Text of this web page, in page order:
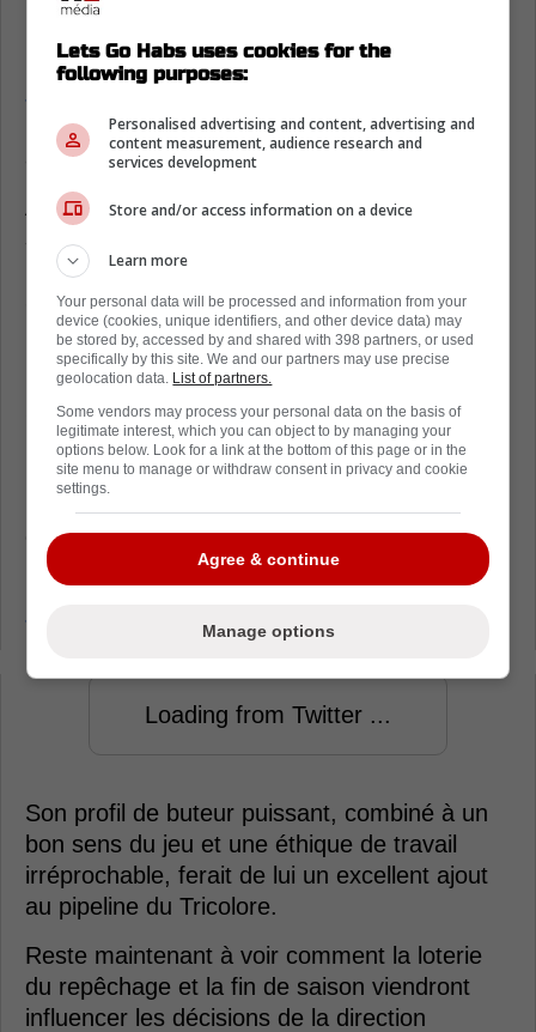
mettre la main sur lui, il faudra probablement
bouger s'avancer via une transaction.
Justin Carbonneau
un choix plus réaliste pour le CH à ses rangs
actuels.
Ailier droit de 6 pieds 1 pouce et 190 livres, il
se distingue par son jeu robuste et son
instinct offensif. Avec 46 buts et 87 points en
58 matchs cette saison, il démontre qu'il
possède le potentiel pour évoluer dans un
rôle de top-6 dans la LNH.
Selon plusieurs observateurs, l'intérêt du
Canadien pour Carbonneau semble plus
marqué, notamment en raison des
cette saison.
Repêchage 2025 : Nick Bobrov sur le cas de
Justin Carbonneau
Loading from Twitter ...
Son profil de buteur puissant, combiné à un
bon sens du jeu et une éthique de travail
irréprochable, ferait de lui un excellent ajout
au pipeline du Tricolore.
Reste maintenant à voir comment la loterie
du repêchage et la fin de saison viendront
influencer les décisions de la direction
Lets Go Habs uses cookies for the
following purposes:
Personalised advertising and content, advertising and
content measurement, audience research and
services development
Store and/or access information on a device
Learn more
Your personal data will be processed and information from your
device (cookies, unique identifiers, and other device data) may
be stored by, accessed by and shared with 398 partners, or used
specifically by this site. We and our partners may use precise
geolocation data. List of partners.
Some vendors may process your personal data on the basis of
legitimate interest, which you can object to by managing your
options below. Look for a link at the bottom of this page or in the
site menu to manage or withdraw consent in privacy and cookie
settings.
Agree & continue
Manage options